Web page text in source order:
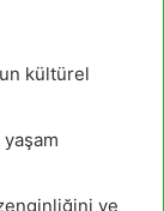
kültürel
ve